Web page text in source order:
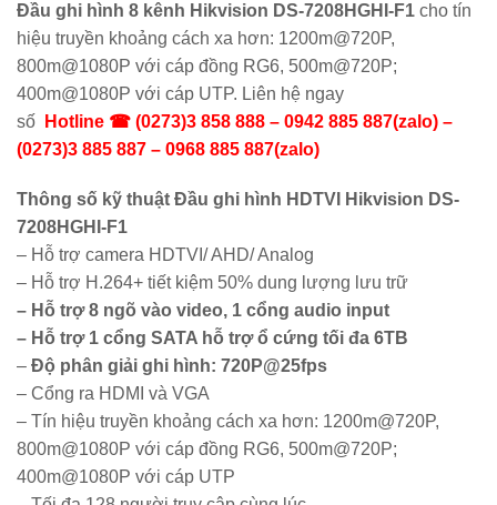
Đầu ghi hình 8 kênh Hikvision DS-7208HGHI-F1 cho tín
hiệu truyền khoảng cách xa hơn: 1200m@720P,
800m@1080P với cáp đồng RG6, 500m@720P;
400m@1080P với cáp UTP. Liên hệ ngay
số
Hotline ☎ (0273)3 858 888 – 0942 885 887(zalo) –
(0273)3 885 887 – 0968 885 887(zalo)
Thông số kỹ thuật Đầu ghi hình HDTVI Hikvision DS-
7208HGHI-F1
– Hỗ trợ camera HDTVI/ AHD/ Analog
– Hỗ trợ H.264+ tiết kiệm 50% dung lượng lưu trữ
– Hỗ trợ 8 ngõ vào video, 1 cổng audio input
– Hỗ trợ 1 cổng SATA hỗ trợ ổ cứng tối đa 6TB
– Độ phân giải ghi hình: 720P@25fps
– Cổng ra HDMI và VGA
– Tín hiệu truyền khoảng cách xa hơn: 1200m@720P,
800m@1080P với cáp đồng RG6, 500m@720P;
400m@1080P với cáp UTP